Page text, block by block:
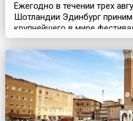
Ежегодно в течении трех
Шотландии Эдинбург
крупнейшего в мире
Эдинбургского фестиваля
Edinburgh Fringe Festival). Он
«неформальной» частью
международного фестиваля
фестивале разыгрываются
более 2...